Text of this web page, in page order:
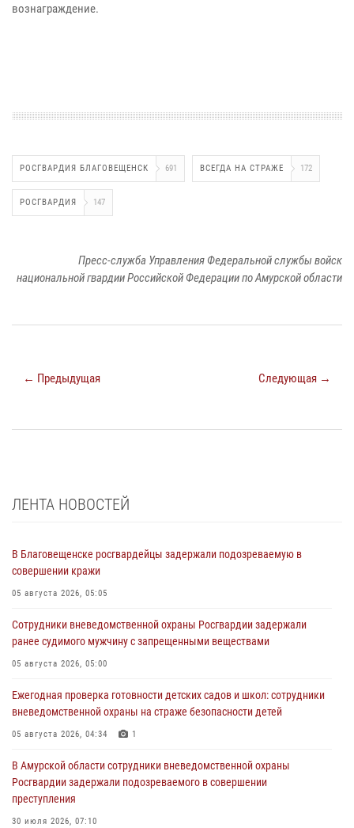
вознаграждение.
РОСГВАРДИЯ БЛАГОВЕЩЕНСК 691 ВСЕГДА НА СТРАЖЕ 172
РОСГВАРДИЯ 147
Пресс-служба Управления Федеральной службы войск
национальной гвардии Российской Федерации по Амурской области
← Предыдущая Следующая →
ЛЕНТА НОВОСТЕЙ
В Благовещенске росгвардейцы задержали подозреваемую в
совершении кражи
05 августа 2026, 05:05
Сотрудники вневедомственной охраны Росгвардии задержали
ранее судимого мужчину с запрещенными веществами
05 августа 2026, 05:00
Ежегодная проверка готовности детских садов и школ: сотрудники
вневедомственной охраны на страже безопасности детей
05 августа 2026, 04:34 1
В Амурской области сотрудники вневедомственной охраны
Росгвардии задержали подозреваемого в совершении
преступления
30 июля 2026, 07:10